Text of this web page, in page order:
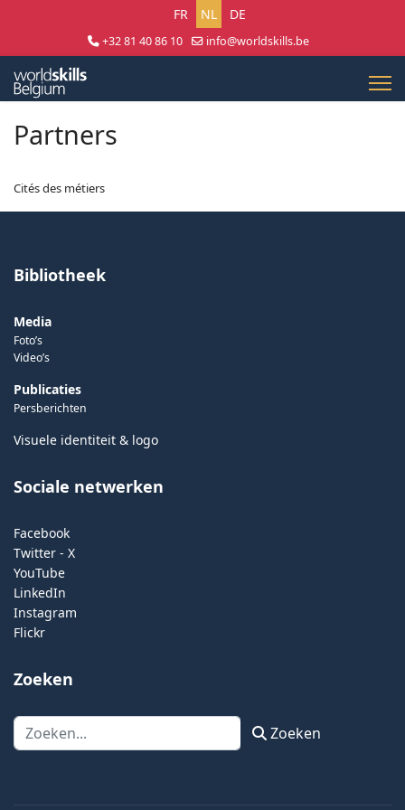
Selecteer uw taal
FR NL DE
+32 81 40 86 10
info@worldskills.be
Partners
Cités des métiers
Bibliotheek
Media
Foto’s
Video’s
Publicaties
Persberichten
Visuele identiteit & logo
Sociale netwerken
Facebook
Twitter - X
YouTube
LinkedIn
Instagram
Flickr
Zoeken
Zoeken Zoeken